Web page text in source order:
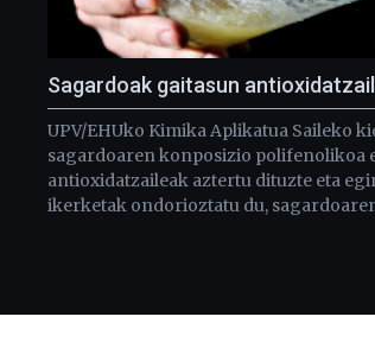
Sagardoak gaitasun
UPV/EHUko Kimika Aplikatua Saileko
sagardoaren konposizio polifenolikoa
antioxidatzaileak aztertu dituzte eta
ikerketak ondorioztatu du,